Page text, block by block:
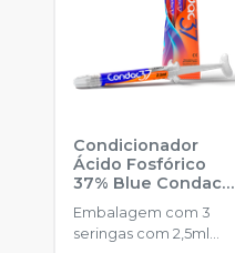
Condicionador
Ácido Fosfórico
37% Blue Condac-
Embalagem com 3
seringas com 2,5ml